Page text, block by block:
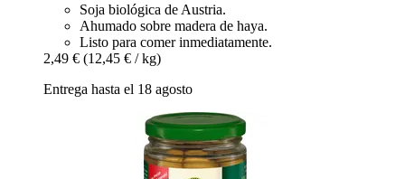
Soja biológica de Austria.
Ahumado sobre madera de haya.
Listo para comer inmediatamente.
2,49 € (12,45 € / kg)
Entrega hasta el 18 agosto